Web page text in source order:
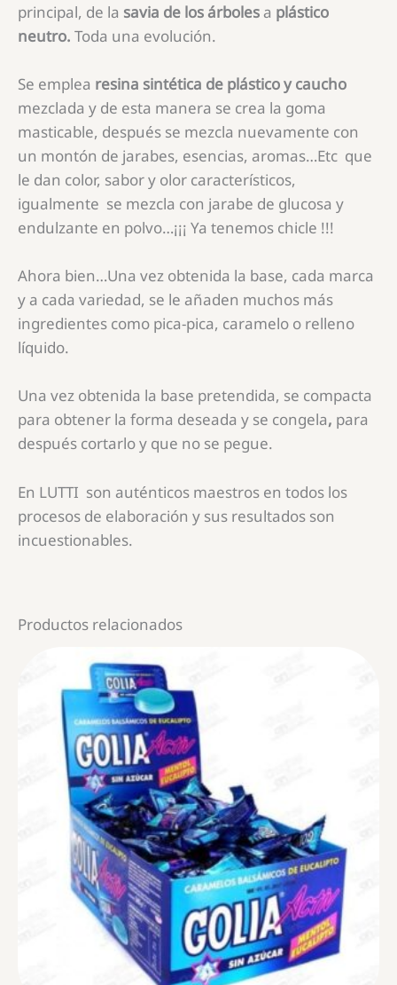
principal, de la savia de los árboles a plástico
neutro. Toda una evolución.
Se emplea resina sintética de plástico y caucho
mezclada y de esta manera se crea la goma
masticable, después se mezcla nuevamente con
un montón de jarabes, esencias, aromas…Etc que
le dan color, sabor y olor característicos,
igualmente se mezcla con jarabe de glucosa y
endulzante en polvo…¡¡¡ Ya tenemos chicle !!!
Ahora bien…Una vez obtenida la base, cada marca
y a cada variedad, se le añaden muchos más
ingredientes como pica-pica, caramelo o relleno
líquido.
Una vez obtenida la base pretendida, se compacta
para obtener la forma deseada y se congela, para
después cortarlo y que no se pegue.
En LUTTI son auténticos maestros en todos los
procesos de elaboración y sus resultados son
incuestionables.
Productos relacionados